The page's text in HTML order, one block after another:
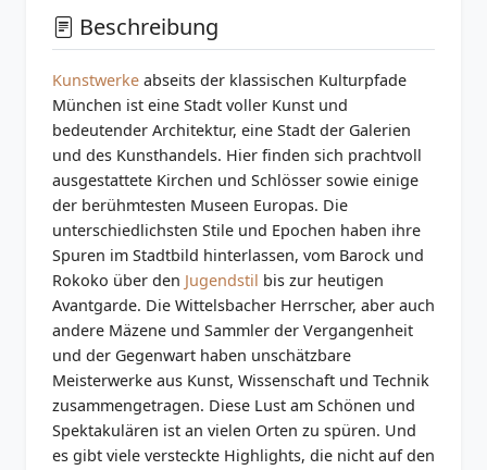
Beschreibung
Kunstwerke abseits der klassischen Kulturpfade
München ist eine Stadt voller Kunst und
bedeutender Architektur, eine Stadt der Galerien
und des Kunsthandels. Hier finden sich prachtvoll
ausgestattete Kirchen und Schlösser sowie einige
der berühmtesten Museen Europas. Die
unterschiedlichsten Stile und Epochen haben ihre
Spuren im Stadtbild hinterlassen, vom Barock und
Rokoko über den Jugendstil bis zur heutigen
Avantgarde. Die Wittelsbacher Herrscher, aber auch
andere Mäzene und Sammler der Vergangenheit
und der Gegenwart haben unschätzbare
Meisterwerke aus Kunst, Wissenschaft und Technik
zusammengetragen. Diese Lust am Schönen und
Spektakulären ist an vielen Orten zu spüren. Und
es gibt viele versteckte Highlights, die nicht auf den